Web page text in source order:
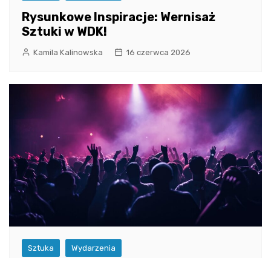
Rysunkowe Inspiracje: Wernisaż
Sztuki w WDK!
Kamila Kalinowska 16 czerwca 2026
Sztuka Wydarzenia